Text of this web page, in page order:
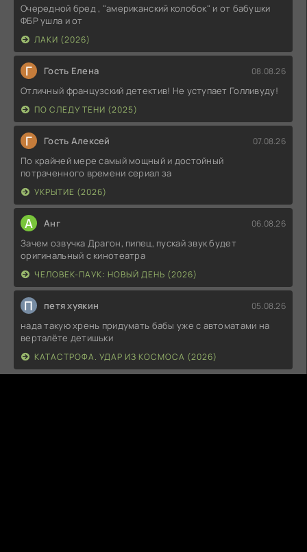
Очередной бред , "американский колобок" и от бабушки
ФБР ушла и от
ЛАКИ (2026)
Г Гость Елена 08.08.26
Отличный французский детектив! Не уступает Голливуду!
ПО СЛЕДУ ТЕНИ (2025)
Г Гость Алексей 07.08.26
По крайней мере самый мощный и достойный
потраченного времени сериал за
УКРЫТИЕ (2026)
А Анг 06.08.26
Зачем озвучка Драгон, пипец, пускай звук будет
оригинальный с кинотеатра
ЧЕЛОВЕК-ПАУК: НОВЫЙ ДЕНЬ (2026)
П петя хуякин 05.08.26
нада такую хрень придумать бабы уже с автоматами на
верталёте детишьки
КАТАСТРОФА. УДАР ИЗ КОСМОСА (2026)